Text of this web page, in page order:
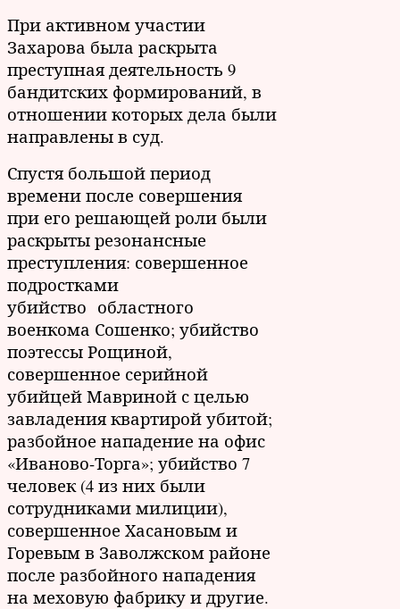
При активном участии
Захарова была раскрыта
преступная деятельность 9
бандитских формирований, в
отношении которых дела были
направлены в суд.
Спустя большой период
времени после совершения
при его решающей роли были
раскрыты резонансные
преступления: совершенное
подростками
убийство областного
военкома Сошенко; убийство
поэтессы Рощиной,
совершенное серийной
убийцей Мавриной с целью
завладения квартирой убитой;
разбойное нападение на офис
«Иваново-Торга»; убийство 7
человек (4 из них были
сотрудниками милиции),
совершенное Хасановым и
Горевым в Заволжском районе
после разбойного нападения
на меховую фабрику и другие.